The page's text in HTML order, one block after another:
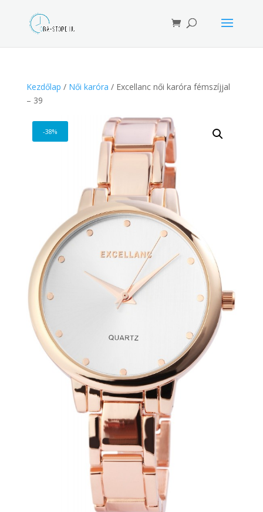
search
Kezdőlap / Női karóra / Excellanc női karóra fémszíjjal
– 39
-38%